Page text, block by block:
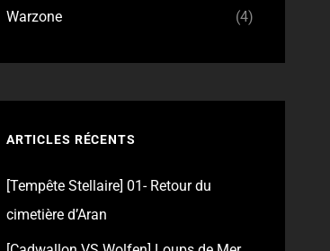
Warzone (4)
ARTICLES RÉCENTS
[Tempête Stellaire] 01- Retour du
cimetière d’Aran